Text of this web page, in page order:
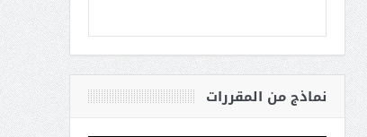
نماذج من المقررات